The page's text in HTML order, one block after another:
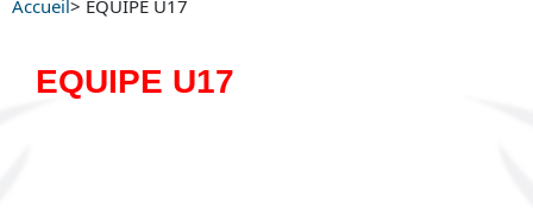
Accueil> EQUIPE U17
EQUIPE U17